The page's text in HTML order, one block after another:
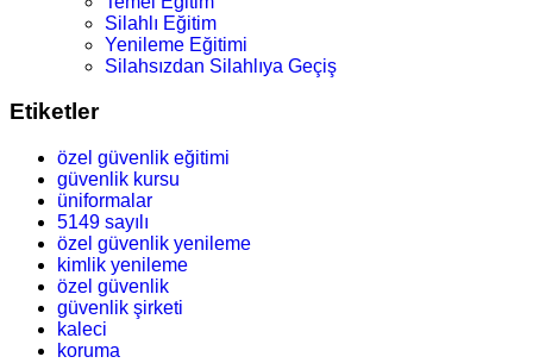
Silahlı Eğitim
Yenileme Eğitimi
Silahsızdan Silahlıya Geçiş
Etiketler
özel güvenlik eğitimi
güvenlik kursu
üniformalar
5149 sayılı
özel güvenlik yenileme
kimlik yenileme
özel güvenlik
güvenlik şirketi
kaleci
koruma